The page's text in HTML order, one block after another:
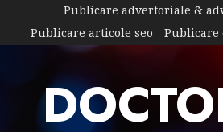
content
Publicare advertoriale &
Publicare articole seo
Publicare